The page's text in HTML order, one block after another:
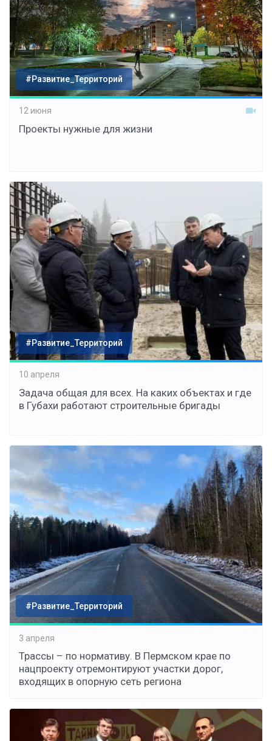
#Развитие_Территорий
12 июня
Проекты нужные для жизни
#Развитие_Территорий
10 апреля
Задача общая для всех. На каких объектах и где
в Губахи работают строительные бригады
#Развитие_Территорий
3 апреля
Трассы – по нормативу. В Пермском крае по
нацпроекту отремонтируют участки дорог,
входящих в опорную сеть региона